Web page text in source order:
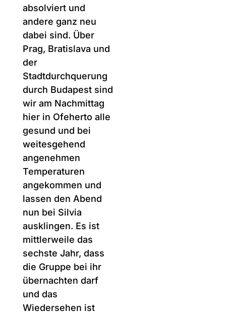
absolviert und
andere ganz neu
dabei sind. Über
Prag, Bratislava und
der
Stadtdurchquerung
durch Budapest sind
wir am Nachmittag
hier in Ofeherto alle
gesund und bei
weitesgehend
angenehmen
Temperaturen
angekommen und
lassen den Abend
nun bei Silvia
ausklingen. Es ist
mittlerweile das
sechste Jahr, dass
die Gruppe bei ihr
übernachten darf
und das
Wiedersehen ist